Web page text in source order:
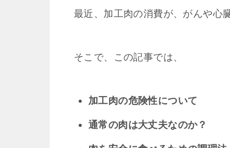
最近、加工肉の消費が、がんや心
そこで、この記事では、
加工肉の危険性について
通常の肉は大丈夫なのか？